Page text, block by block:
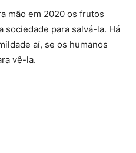
mão em 2020 os frutos
para salvá-la. Há
aí, se os humanos
vê-la.